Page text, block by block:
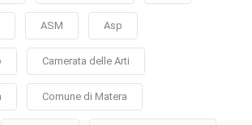
ASM Asp
Camerata delle Arti
Comune di Matera